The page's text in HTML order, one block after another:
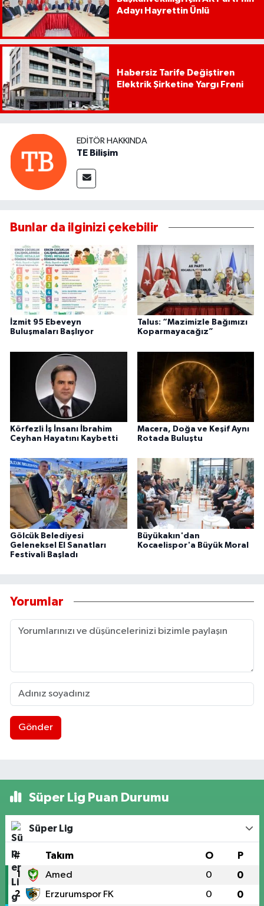
Adayı Hayrettin Ünlü
Habersiz Tarife Değiştiren
Elektrik Şirketine Yargı Freni
EDITÖR HAKKINDA
TE Bilişim
Bunlar da ilginizi çekebilir
İzmit 95 Ebeveyn
Buluşmaları Başlıyor
Talus: “Mazimizle Bağımızı
Koparmayacağız”
Körfezli İş İnsanı İbrahim
Ceyhan Hayatını Kaybetti
Macera, Doğa ve Keşif Aynı
Rotada Buluştu
Gölcük Belediyesi
Geleneksel El Sanatları
Festivali Başladı
Büyükakın'dan
Kocaelispor'a Büyük Moral
Yorumlar
Gönder
Süper Lig Puan Durumu
Süper Lig
# Takım O P
1 Amed 0 0
2 Erzurumspor FK 0 0